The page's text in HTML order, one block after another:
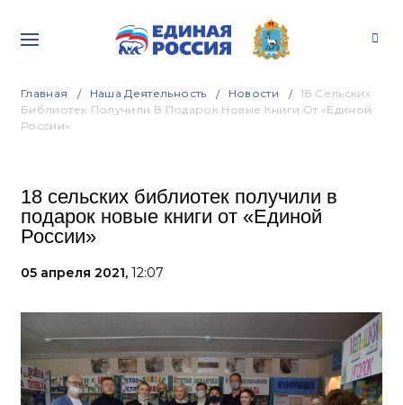
Главная Наша Деятельность Новости
18 Сельских
Библиотек Получили В Подарок Новые Книги От «Единой
России»
18 сельских библиотек получили в
подарок новые книги от «Единой
России»
05 апреля 2021, 12:07